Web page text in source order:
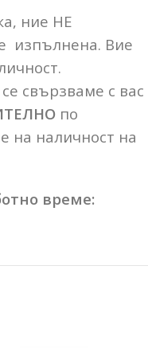
ние НЕ
изпълнена. Вие
свързваме с вас
по
на наличност на
време: